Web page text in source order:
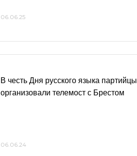
06.06.25
В честь Дня русского языка партийцы
организовали телемост с Брестом
06.06.24